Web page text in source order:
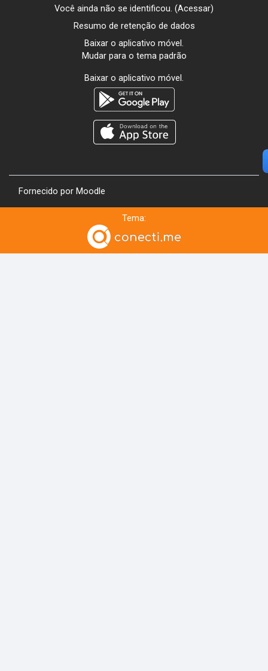
Você ainda não se identificou. (Acessar)
Resumo de retenção de dados
Baixar o aplicativo móvel.
Mudar para o tema padrão
Baixar o aplicativo móvel.
Fornecido por Moodle
Tema: